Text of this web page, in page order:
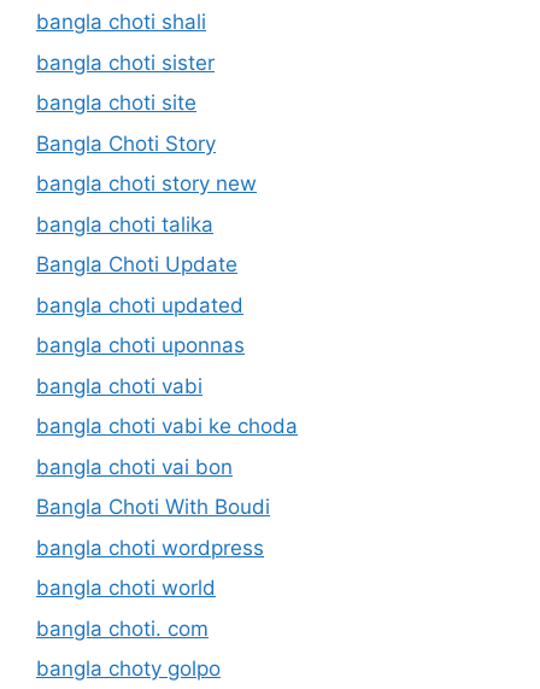
bangla choti shali
bangla choti sister
bangla choti site
Bangla Choti Story
bangla choti story new
bangla choti talika
Bangla Choti Update
bangla choti updated
bangla choti uponnas
bangla choti vabi
bangla choti vabi ke choda
bangla choti vai bon
Bangla Choti With Boudi
bangla choti wordpress
bangla choti world
bangla choti. com
bangla choty golpo